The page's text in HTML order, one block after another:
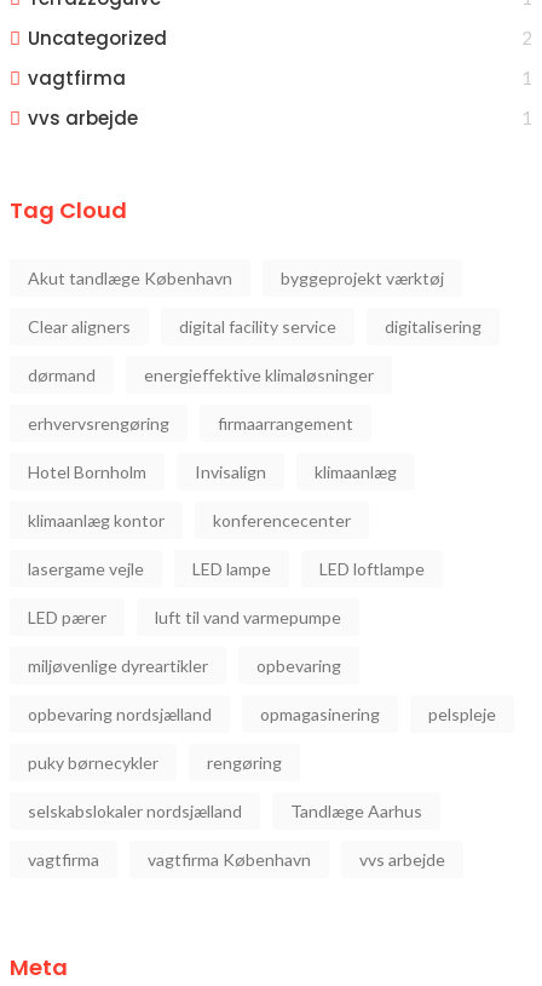
Uncategorized 2
vagtfirma 1
vvs arbejde 1
Tag Cloud
Akut tandlæge København byggeprojekt værktøj
Clear aligners digital facility service digitalisering
dørmand energieffektive klimaløsninger
erhvervsrengøring firmaarrangement
Hotel Bornholm Invisalign klimaanlæg
klimaanlæg kontor konferencecenter
lasergame vejle LED lampe LED loftlampe
LED pærer luft til vand varmepumpe
miljøvenlige dyreartikler opbevaring
opbevaring nordsjælland opmagasinering pelspleje
puky børnecykler rengøring
selskabslokaler nordsjælland Tandlæge Aarhus
vagtfirma vagtfirma København vvs arbejde
Meta